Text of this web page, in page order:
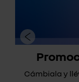
Cámbiala y